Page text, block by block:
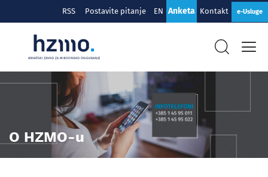
RSS Postavite pitanje EN Anketa Kontakt e-Usluge
O HZMO-u